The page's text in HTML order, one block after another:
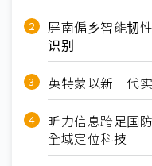
屏南偏乡智能韧
识别
英特蒙以新一代
昕力信息跨足国
全域定位科技